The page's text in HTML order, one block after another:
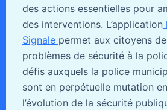
des actions essentielles pour
des interventions. L’application
Signale permet aux citoyens
problèmes de sécurité à la
défis auxquels la police
sont en perpétuelle mutation
l’évolution de la sécurité